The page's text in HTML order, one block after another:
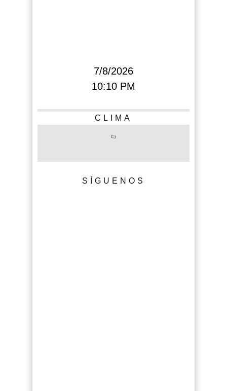
7/8/2026
10:10 PM
CLIMA
SÍGUENOS